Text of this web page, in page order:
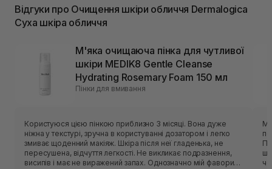
Відгуки про Очищення шкіри обличчя Dermalogica
Суха шкіра обличчя
М'яка очищаюча пінка для чутливої ​​
шкіри MEDIK8 Gentle Cleanse
Hydrating Rosemary Foam 150 мл
Пінки для вмивання
Користуюся цією пінкою приблизно 3 місяці. Вона дуже
ніжна у текстурі, зручна в користуванні дозатором і легко
змиває щоденний макіяж. Шкіра після неї гладенька, не
пересушена, відчуття легкості. Не викликає подразнення,
висипів і має не виражений запах. Однозначно мій фаворит,